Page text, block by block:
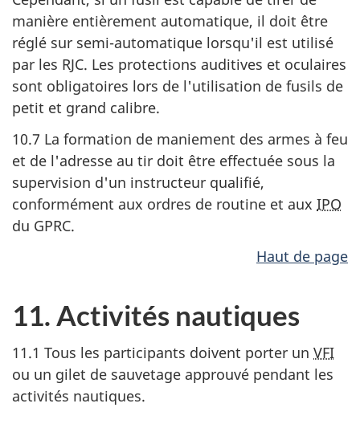
manière entièrement automatique, il doit être
réglé sur semi-automatique lorsqu'il est utilisé
par les RJC. Les protections auditives et oculaires
sont obligatoires lors de l'utilisation de fusils de
petit et grand calibre.
10.7 La formation de maniement des armes à feu
et de l'adresse au tir doit être effectuée sous la
supervision d'un instructeur qualifié,
conformément aux ordres de routine et aux IPO
du GPRC.
Haut de page
11. Activités nautiques
11.1 Tous les participants doivent porter un VFI
ou un gilet de sauvetage approuvé pendant les
activités nautiques.